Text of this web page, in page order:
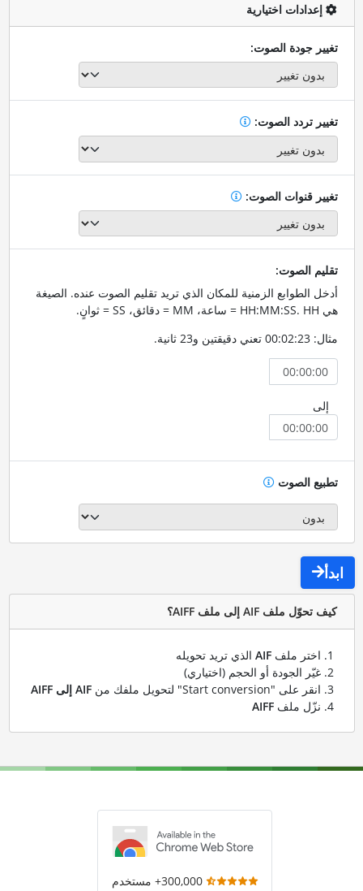
إعدادات اختيارية
تغيير جودة الصوت:
تغيير تردد الصوت:
تغيير قنوات الصوت:
تقليم الصوت:
أدخل الطوابع الزمنية للمكان الذي تريد تقليم الصوت عنده. الصيغة
هي HH:MM:SS. HH = ساعة، MM = دقائق، SS = ثوانٍ.
مثال: 00:02:23 تعني دقيقتين و23 ثانية.
إلى
تطبيع الصوت
ابدأ
كيف تحوّل ملف AIF إلى ملف AIFF؟
اختر ملف AIFالذي تريد تحويله
غيّر الجودة أو الحجم (اختياري)
انقر على "Start conversion" لتحويل ملفك من
AIF إلى AIFF
نزّل ملف AIFF
300,000+ مستخدم